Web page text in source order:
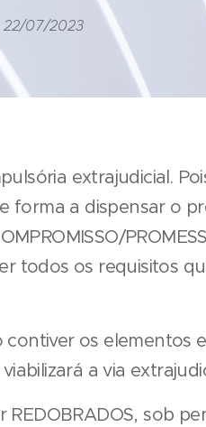
22/07/2023
extrajudicial.
forma a dispensar o
todos os requisitos
os elementos
a via
REDOBRADOS, sob